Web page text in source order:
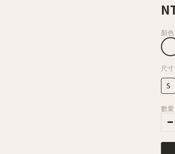
顏色
尺寸
S
數量